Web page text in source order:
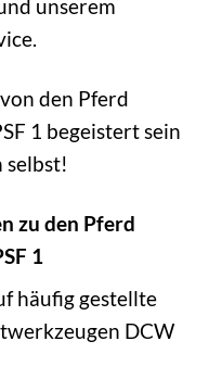
unserem
den Pferd
1 begeistert sein
selbst!
zu den Pferd
1
häufig gestellte
DCW